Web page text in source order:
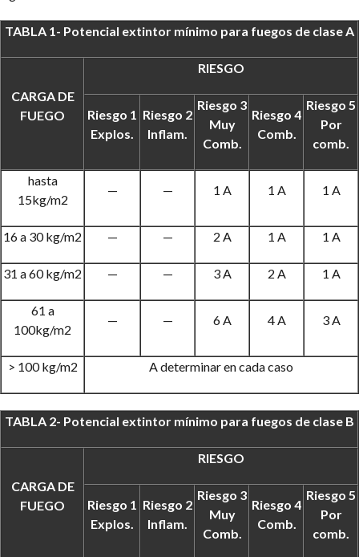
TABLA 1- Potencial extintor mínimo para fuegos de clase A
CARGA DE
FUEGO
RIESGO
Riesgo 1
Explos.
Riesgo 2
Inflam.
Riesgo 3
Muy
Comb.
Riesgo 4
Comb.
Riesgo 5
Por
comb.
hasta
15kg/m2
— — 1 A 1 A 1 A
16 a 30 kg/m2 — — 2 A 1 A 1 A
31 a 60 kg/m2 — — 3 A 2 A 1 A
61 a
100kg/m2
— — 6 A 4 A 3 A
> 100 kg/m2 A determinar en cada caso
TABLA 2- Potencial extintor mínimo para fuegos de clase B
CARGA DE
FUEGO
RIESGO
Riesgo 1
Explos.
Riesgo 2
Inflam.
Riesgo 3
Muy
Comb.
Riesgo 4
Comb.
Riesgo 5
Por
comb.